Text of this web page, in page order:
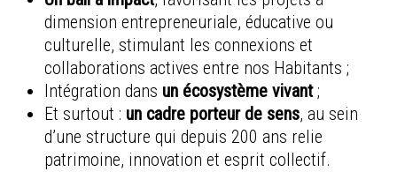
dimension entrepreneuriale, éducative ou
culturelle, stimulant les connexions et
collaborations actives entre nos Habitants ;
Intégration dans un écosystème vivant;
Et surtout : un cadre porteur de sens, au sein
d’une structure qui depuis 200 ans relie
patrimoine, innovation et esprit collectif.